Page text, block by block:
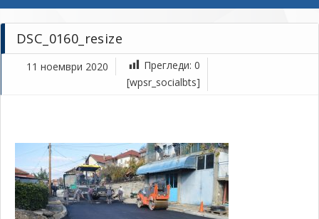
DSC_0160_resize
11 ноември 2020 Прегледи: 0
[wpsr_socialbts]